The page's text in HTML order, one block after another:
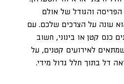
והגודל של אולם
עונה על הצרכים שלכם. עם
כנס קטן או בינוני, חשוב
לאירועים קטנים, על
דל בתוך חלל גדול מידי.